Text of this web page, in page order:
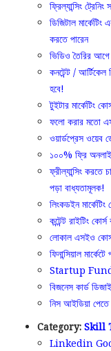
ফ্রিল্যান্সিং
ডিজিটাল
করতে পারেন
ভিডিও তৈরির আগে
কনটেন্ট /
হবে!
টুইটার মার্কেটিং
ফলো করার মতো
ওয়ার্ডপ্রেস ওয়েব
১০০% ফ্রি
ফ্রীল্যান্সিং
পড়া বাধ্যতামূলক!
লিংকডইন মার্কেটিং
কন্টেন্ট রাইটিং
লোকাল এসইও
ফিনান্সিয়াল
Startup
বিজনেস কার্ড
নিস আইডিয়া
Category: Skill
Linkedin